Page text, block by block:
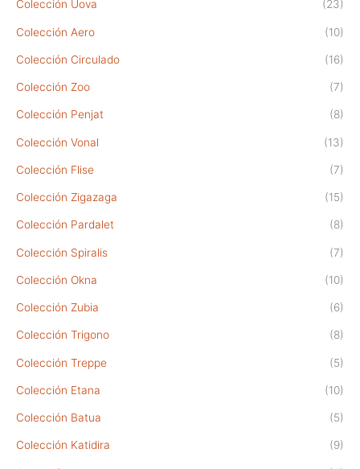
Colección Uova (23)
Colección Aero (10)
Colección Circulado (16)
Colección Zoo (7)
Colección Penjat (8)
Colección Vonal (13)
Colección Flise (7)
Colección Zigazaga (15)
Colección Pardalet (8)
Colección Spiralis (7)
Colección Okna (10)
Colección Zubia (6)
Colección Trigono (8)
Colección Treppe (5)
Colección Etana (10)
Colección Batua (5)
Colección Katidira (9)